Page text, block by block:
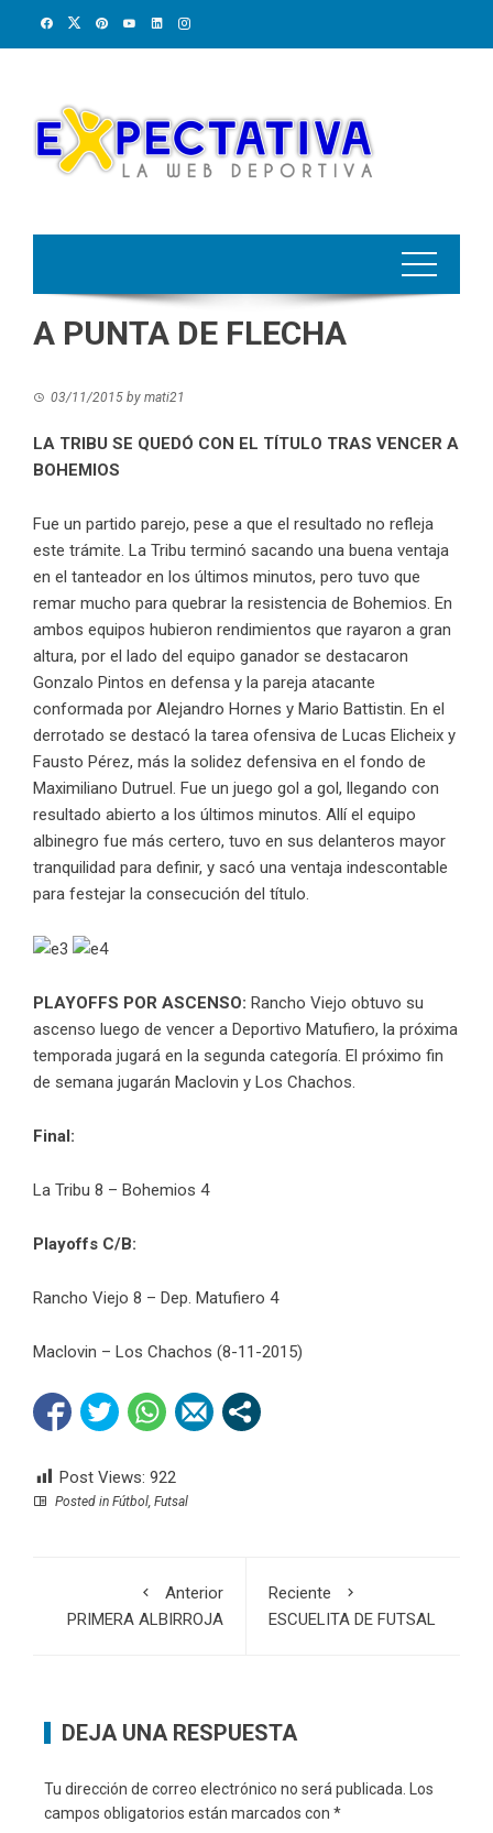
A PUNTA DE FLECHA
03/11/2015 by mati21
LA TRIBU SE QUEDÓ CON EL TÍTULO TRAS VENCER A
BOHEMIOS
Fue un partido parejo, pese a que el resultado no refleja
este trámite. La Tribu terminó sacando una buena ventaja
en el tanteador en los últimos minutos, pero tuvo que
remar mucho para quebrar la resistencia de Bohemios. En
ambos equipos hubieron rendimientos que rayaron a gran
altura, por el lado del equipo ganador se destacaron
Gonzalo Pintos en defensa y la pareja atacante
conformada por Alejandro Hornes y Mario Battistin. En el
derrotado se destacó la tarea ofensiva de Lucas Elicheix y
Fausto Pérez, más la solidez defensiva en el fondo de
Maximiliano Dutruel. Fue un juego gol a gol, llegando con
resultado abierto a los últimos minutos. Allí el equipo
albinegro fue más certero, tuvo en sus delanteros mayor
tranquilidad para definir, y sacó una ventaja indescontable
para festejar la consecución del título.
PLAYOFFS POR ASCENSO: Rancho Viejo obtuvo su
ascenso luego de vencer a Deportivo Matufiero, la próxima
temporada jugará en la segunda categoría. El próximo fin
de semana jugarán Maclovin y Los Chachos.
Final:
La Tribu 8 – Bohemios 4
Playoffs C/B:
Rancho Viejo 8 – Dep. Matufiero 4
Maclovin – Los Chachos (8-11-2015)
Post Views: 922
Posted in Fútbol Futsal
Anterior
PRIMERA ALBIRROJA
Reciente
ESCUELITA DE FUTSAL
DEJA UNA RESPUESTA
Tu dirección de correo electrónico no será publicada. Los
campos obligatorios están marcados con *